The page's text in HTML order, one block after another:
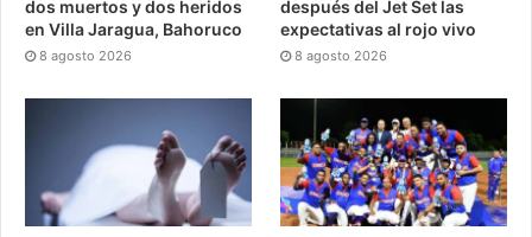
dos muertos y dos heridos
en Villa Jaragua, Bahoruco
8 agosto 2026
después del Jet Set las
expectativas al rojo vivo
8 agosto 2026